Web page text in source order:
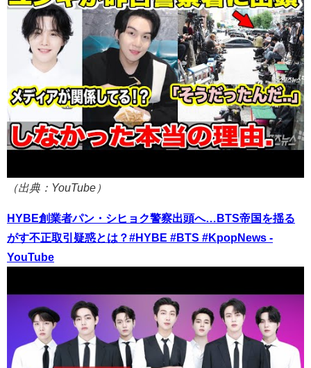
（出典：YouTube）
HYBE創業者パン・シヒョク警察出頭へ…BTS帝国を揺る
がす不正取引疑惑とは？#HYBE #BTS #KpopNews -
YouTube